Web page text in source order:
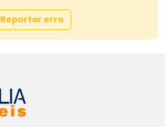
Reportar erro